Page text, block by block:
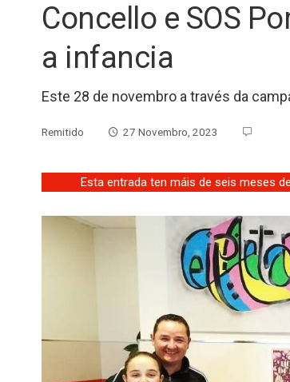
Concello e SOS
a infancia
Este 28 de novembro a través da
Remitido 27 Novembro, 2023
Esta entrada ten máis de seis meses